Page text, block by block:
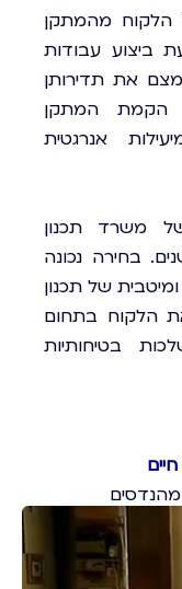
הלקוח מהמתקן
ביצוע עבודות
את תדירותן
הקמת המתקן
אנרגטית
משרד תכנון
בחירה נכונה
של תכנון
הלקוח בתחום
בטיחותיות